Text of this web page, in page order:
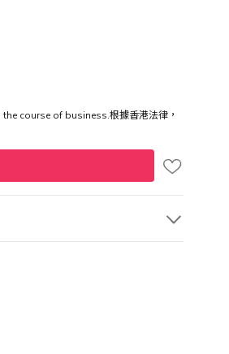
course of business.根據香港法律，